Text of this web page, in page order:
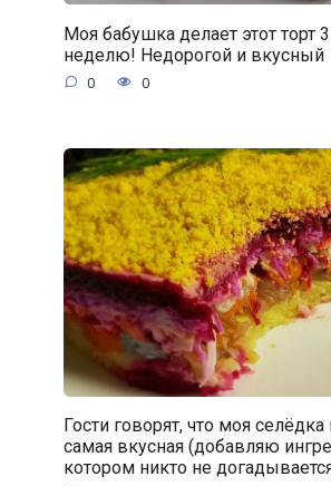
Моя бабушка делает этот торт
неделю! Недорогой и вкусный
0 0
Гости говорят, что моя
самая вкусная (добавляю
котором никто не